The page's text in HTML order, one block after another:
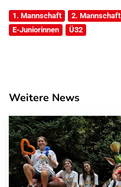
1. Mannschaft 2. Mannschaft
E-Juniorinnen
Ü32
Weitere News